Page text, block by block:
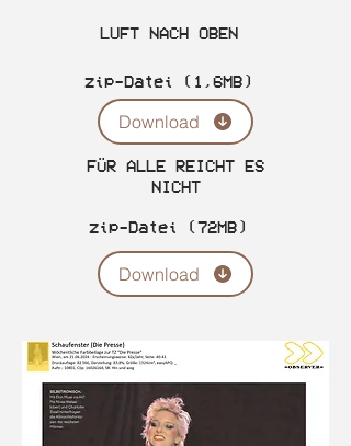
LUFT NACH OBEN
zip-Datei (1,6MB)
Download
FÜR ALLE REICHT ES
NICHT
zip-Datei (72MB)
Download